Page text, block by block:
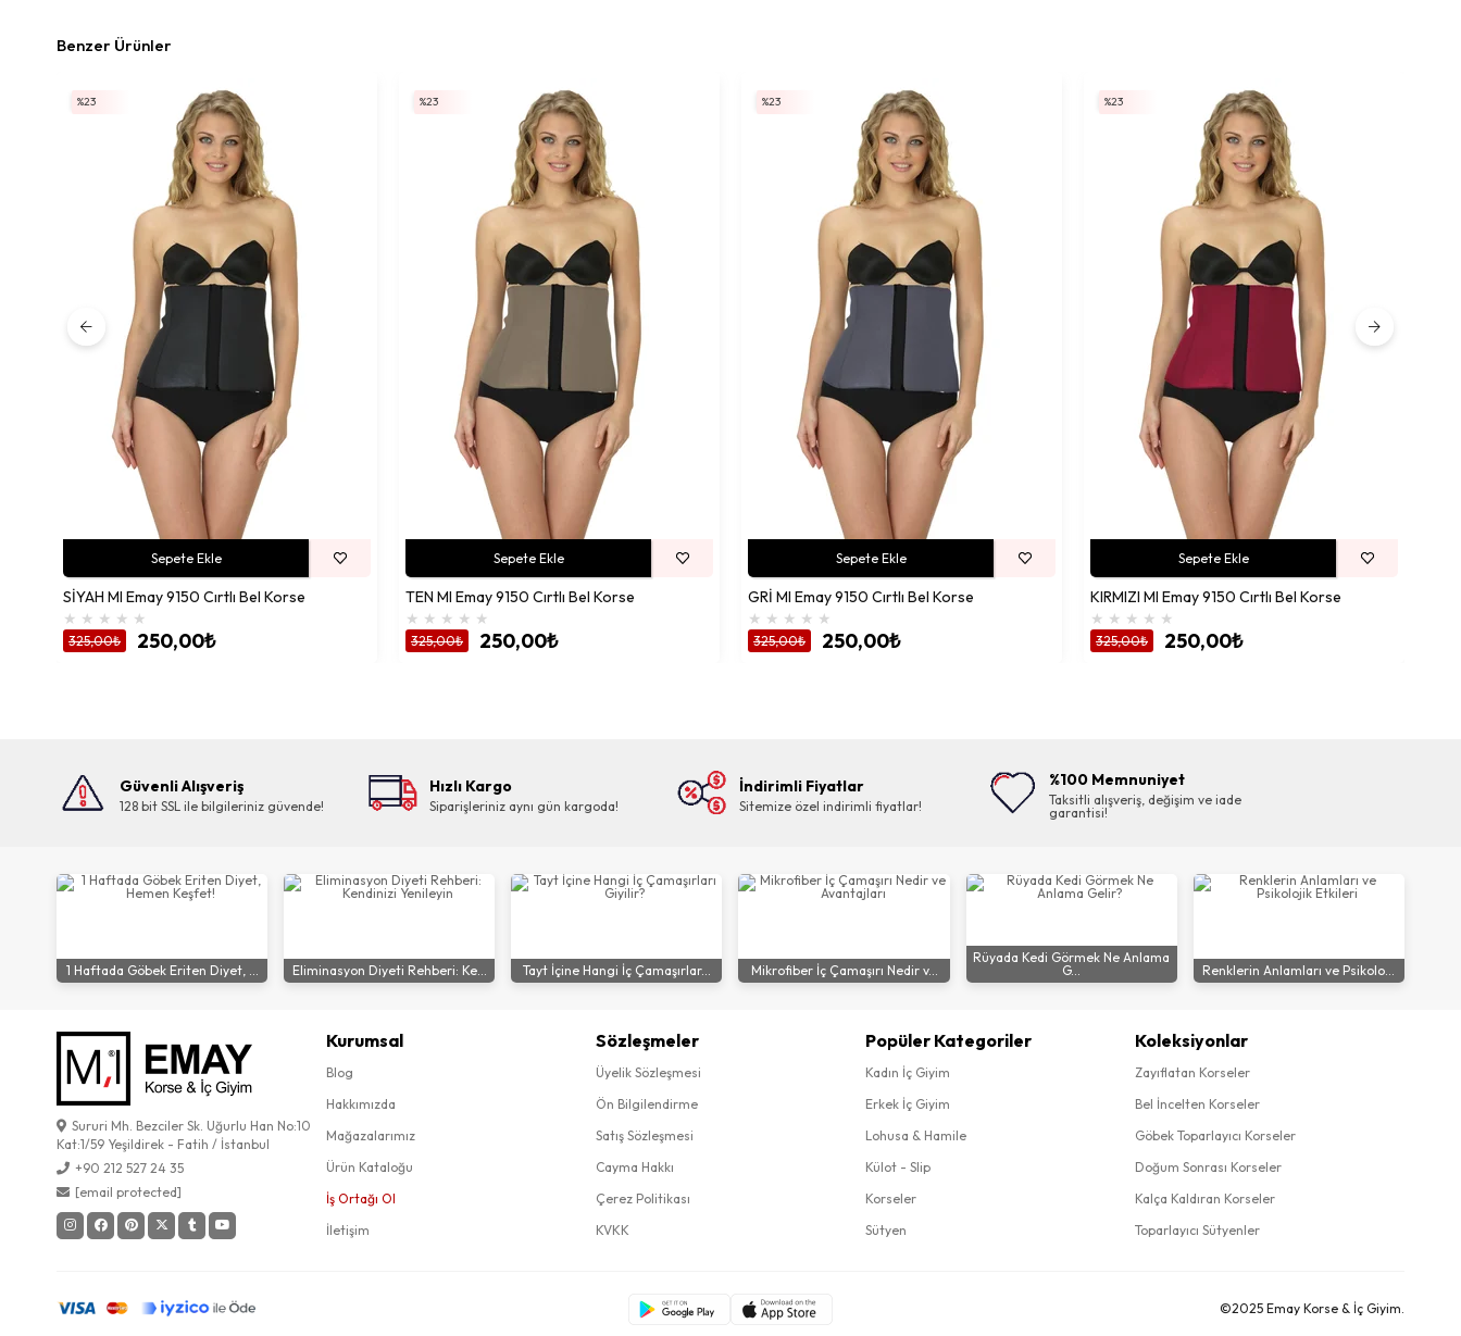
Benzer Ürünler
SİYAH MI Emay 9150 Cırtlı Bel Korse
★ ★ ★ ★ ★
250,00₺
325,00₺
Sepete Ekle
%23
TEN MI Emay 9150 Cırtlı Bel Korse
★ ★ ★ ★ ★
250,00₺
325,00₺
Sepete Ekle
%23
GRİ MI Emay 9150 Cırtlı Bel Korse
★ ★ ★ ★ ★
250,00₺
325,00₺
Sepete Ekle
%23
KIRMIZI MI Emay 9150 Cırtlı Bel Korse
★ ★ ★ ★ ★
250,00₺
325,00₺
Sepete Ekle
%23
Güvenli Alışveriş
128 bit SSL ile bilgileriniz güvende!
Hızlı Kargo
Siparişleriniz aynı gün kargoda!
İndirimli Fiyatlar
Sitemize özel indirimli fiyatlar!
%100 Memnuniyet
Taksitli alışveriş, değişim ve iade
garantisi!
1 Haftada Göbek Eriten Diyet, ... Eliminasyon Diyeti Rehberi: Ke... Tayt İçine Hangi İç Çamaşırlar... Mikrofiber İç Çamaşırı Nedir v...
Rüyada Kedi Görmek Ne Anlama
G...
Renklerin Anlamları ve Psikolo...
Sururi Mh. Bezciler Sk. Uğurlu Han No:10
Kat:1/59 Yeşildirek - Fatih / İstanbul
+90 212 527 24 35
[email protected]
Kurumsal
Blog
Hakkımızda
Mağazalarımız
Ürün Kataloğu
İş Ortağı Ol
İletişim
Sözleşmeler
Üyelik Sözleşmesi
Ön Bilgilendirme
Satış Sözleşmesi
Cayma Hakkı
Çerez Politikası
KVKK
Popüler Kategoriler
Kadın İç Giyim
Erkek İç Giyim
Lohusa & Hamile
Külot - Slip
Korseler
Sütyen
Koleksiyonlar
Zayıflatan Korseler
Bel İncelten Korseler
Göbek Toparlayıcı Korseler
Doğum Sonrası Korseler
Kalça Kaldıran Korseler
Toparlayıcı Sütyenler
©2025 Emay Korse & İç Giyim.